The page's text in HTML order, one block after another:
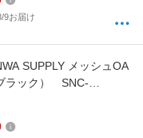
9お届け
SUPPLY メッシュOA
ラック） SNC-